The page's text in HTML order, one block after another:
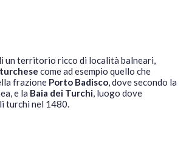
un territorio ricco di località balneari,
come ad esempio quello che
frazione Porto Badisco, dove secondo la
e la Baia dei Turchi, luogo dove
turchi nel 1480.